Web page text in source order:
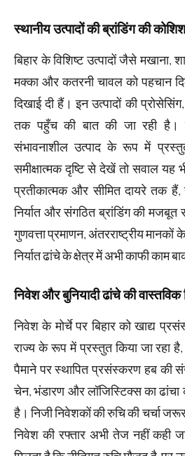
स्थानीय उत्पादों की ब्रांडिंग की कोशिश
बिहार के विशिष्ट उत्पादों जैसे मखाना,
मक्का और कतरनी चावल को पहचान
दिखाई दी हैं। इन उत्पादों की
तक पहुँच की बात की जा रही है।
संभावनाशील उत्पाद के रूप में
समीक्षात्मक दृष्टि से देखें तो सवाल यह
प्रतीकात्मक और सीमित दायरे तक हैं,
निर्यात और संगठित ब्रांडिंग की मजबूत
गुणवत्ता प्रमाणन, अंतरराष्ट्रीय
निर्यात ढांचे के क्षेत्र में अभी काफी काम
निवेश और बुनियादी ढांचे की वास्तविक
निवेश के मोर्चे पर बिहार को खाद्य
राज्य के रूप में प्रस्तुत किया जा रहा
पैमाने पर स्थापित प्रसंस्करण हब की
चेन, भंडारण और लॉजिस्टिक्स का
है। निजी निवेशकों की रुचि की चर्चा
निवेश की रफ्तार अभी तेज नहीं